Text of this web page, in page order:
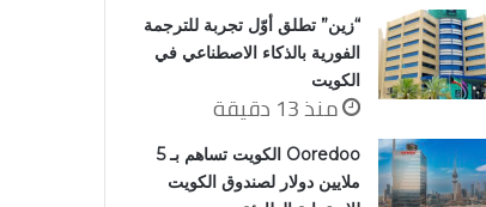
“زين” تطلق أوّل تجربة للترجمة
الفورية بالذكاء الاصطناعي في
الكويت
منذ 13 دقيقة
Ooredoo الكويت تساهم بـ 5
ملايين دولار لصندوق الكويت